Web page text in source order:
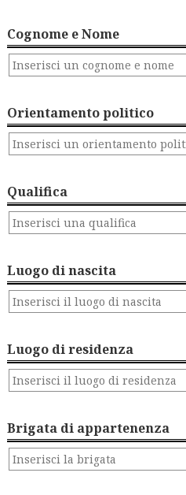
Cognome e Nome
Orientamento politico
Qualifica
Luogo di nascita
Luogo di residenza
Brigata di appartenenza